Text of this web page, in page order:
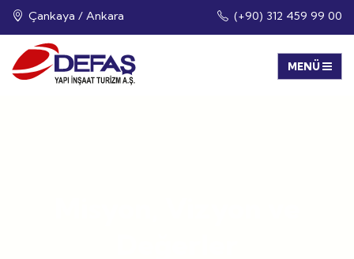
Çankaya / Ankara (+90) 312 459 99 00